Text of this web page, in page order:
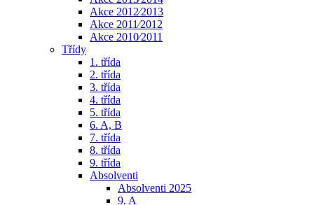
Akce 2012⁄2013
Akce 2011⁄2012
Akce 2010⁄2011
Třídy
1. třída
2. třída
3. třída
4. třída
5. třída
6. A, B
7. třída
8. třída
9. třída
Absolventi
Absolventi 2025
9. A